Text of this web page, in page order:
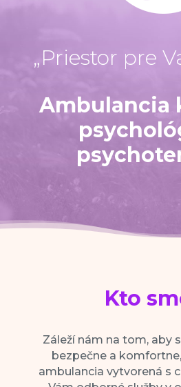
„Priestor pre
Ambulancia
Kto
Záleží nám na tom, aby
bezpečne a
ambulancia vytvorená s